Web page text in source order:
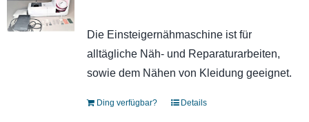
Die Einsteigernähmaschine ist für
alltägliche Näh- und Reparaturarbeiten,
sowie dem Nähen von Kleidung geeignet.
Ding verfügbar? Details